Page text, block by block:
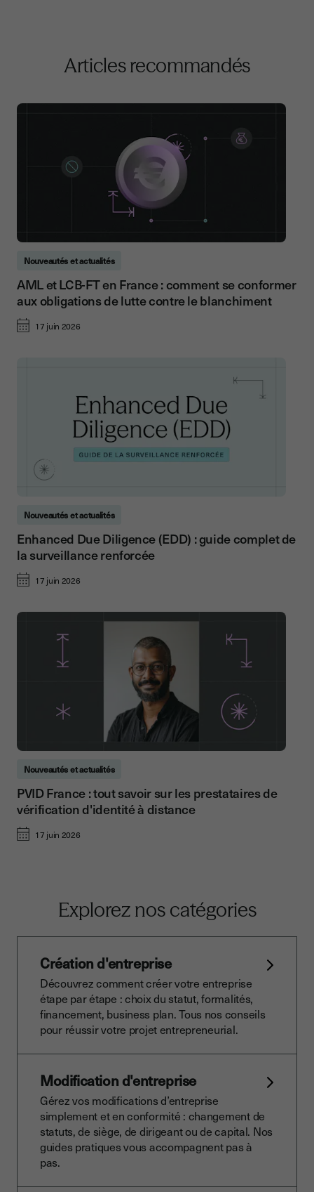
Articles recommandés
Nouveautés et actualités
AML et LCB-FT en France : comment se conformer
aux obligations de lutte contre le blanchiment
17 juin 2026
Nouveautés et actualités
Enhanced Due Diligence (EDD) : guide complet de
la surveillance renforcée
17 juin 2026
Nouveautés et actualités
PVID France : tout savoir sur les prestataires de
vérification d'identité à distance
17 juin 2026
Explorez nos catégories
Création d'entreprise
Découvrez comment créer votre entreprise
étape par étape : choix du statut, formalités,
financement, business plan. Tous nos conseils
pour réussir votre projet entrepreneurial.
Modification d'entreprise
Gérez vos modifications d’entreprise
simplement et en conformité : changement de
statuts, de siège, de dirigeant ou de capital. Nos
guides pratiques vous accompagnent pas à
pas.